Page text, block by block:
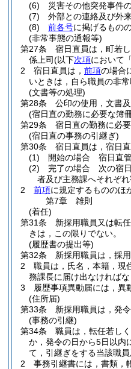
(6)
災害その他突発事件
(7)
外部との連絡及び外
(8)
前各号に掲げるもの
(非常事態の通報等)
第27条
宿日直員は，町若
係上司(以下次項において
2
宿日直員は， 前項の場合
いときは，自ら職員の非
(文書等の処理)
第28条
公印の使用，文書
(宿日直の勤務に必要な簿
第29条
宿日直の勤務に必
(宿日直の事務の引継ぎ)
第30条
宿日直員は，宿日
(1)
開始の場合 宿日直管
(2)
完了の場合 次の宿日
者及び主務課へそれぞ
2
前項に規定するもののほ
第7章
雑則
(着任)
第31条
新採用職員又は転
きは，この限りでない。
(履歴書の提出等)
第32条
新採用職員は，採
2
職員は，氏名，本籍，現
務課長に届け出なければな
3
履歴事項異動届には，異
(住所届)
第33条
新採用職員は，発
(事務の引継)
第34条
職員は，転任若し
か，発令の日から5日以内
て，引継ぎをする当該職
2
事務引継書には，書類，